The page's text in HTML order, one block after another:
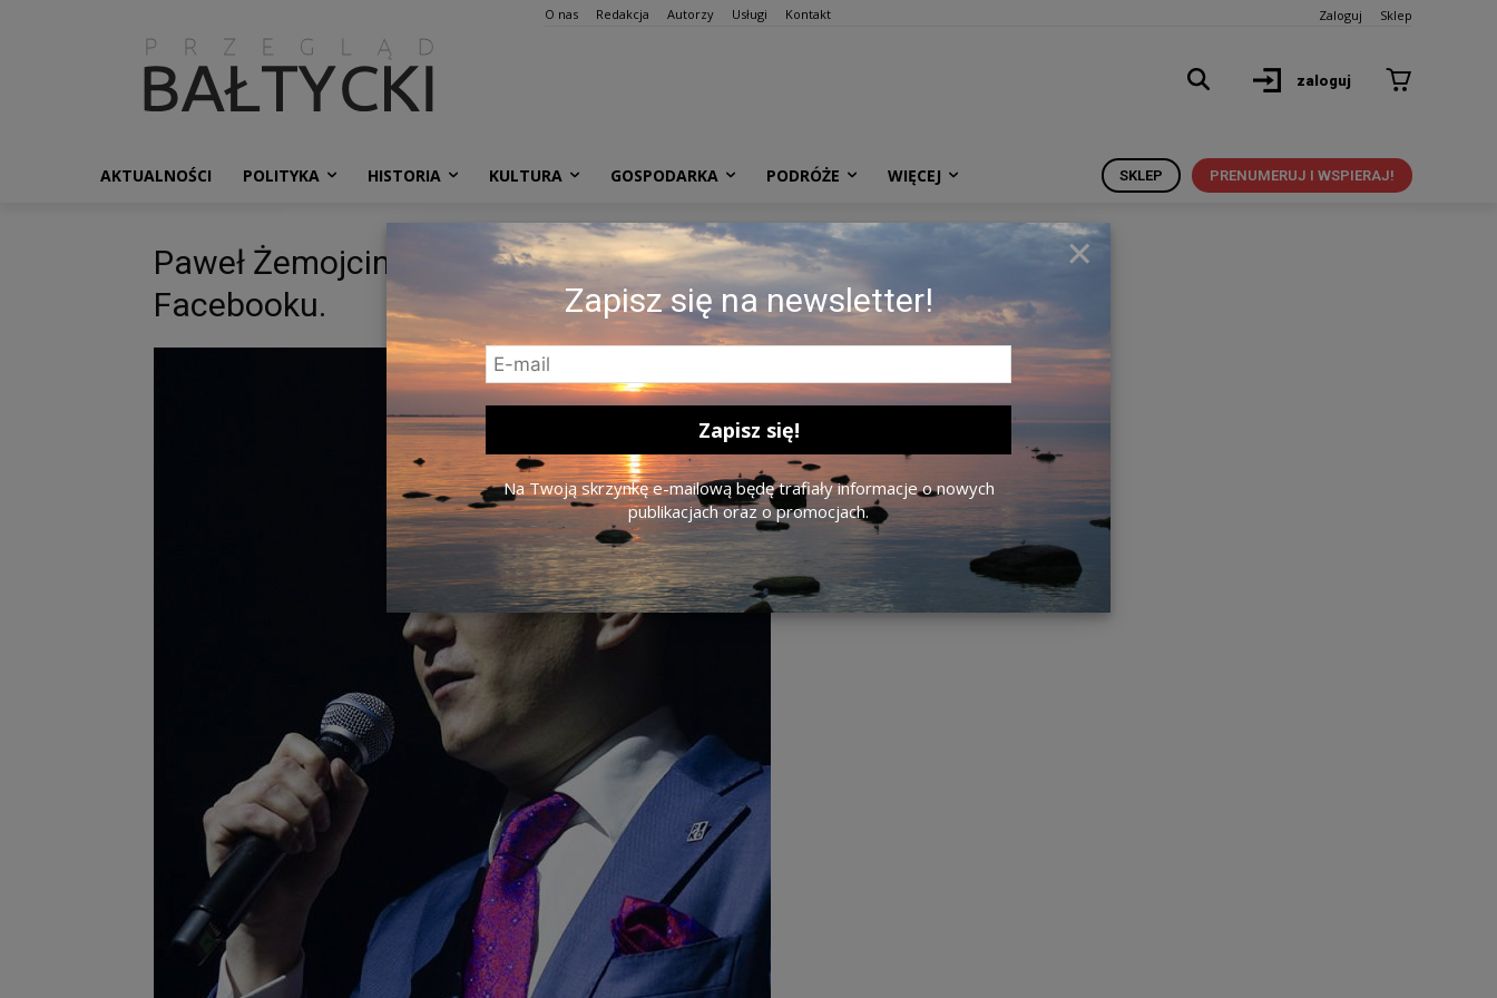
O nas Redakcja Autorzy Usługi Kontakt Zaloguj Sklep
zaloguj
AKTUALNOŚCI POLITYKA HISTORIA KULTURA GOSPODARKA PODRÓŻE WIĘCEJ PRENUMERUJ I WSPIERAJ!
SKLEP
Paweł Żemojcin.. Zdj. Profil Pawła Żemojcina na
Facebooku.
×
Zapisz się na newsletter!
Na Twoją skrzynkę e-mailową będę trafiały informacje o nowych
publikacjach oraz o promocjach.